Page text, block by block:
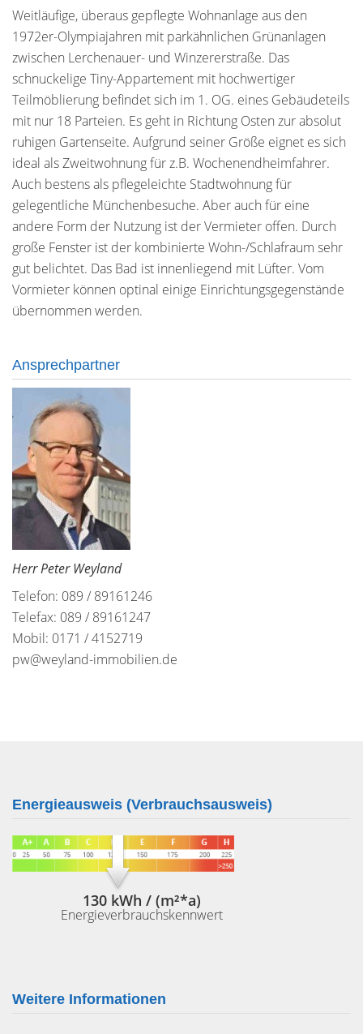
Weitläufige, überaus gepflegte Wohnanlage aus den
1972er-Olympiajahren mit parkähnlichen Grünanlagen
zwischen Lerchenauer- und Winzererstraße. Das
schnuckelige Tiny-Appartement mit hochwertiger
Teilmöblierung befindet sich im 1. OG. eines Gebäudeteils
mit nur 18 Parteien. Es geht in Richtung Osten zur absolut
ruhigen Gartenseite. Aufgrund seiner Größe eignet es sich
ideal als Zweitwohnung für z.B. Wochenendheimfahrer.
Auch bestens als pflegeleichte Stadtwohnung für
gelegentliche Münchenbesuche. Aber auch für eine
andere Form der Nutzung ist der Vermieter offen. Durch
große Fenster ist der kombinierte Wohn-/Schlafraum sehr
gut belichtet. Das Bad ist innenliegend mit Lüfter. Vom
Vormieter können optinal einige Einrichtungsgegenstände
übernommen werden.
Ansprechpartner
Herr Peter Weyland
Telefon: 089 / 89161246
Telefax: 089 / 89161247
Mobil: 0171 / 4152719
pw@weyland-immobilien.de
Energieausweis (Verbrauchsausweis)
130 kWh / (m²*a)
Energieverbrauchskennwert
Weitere Informationen